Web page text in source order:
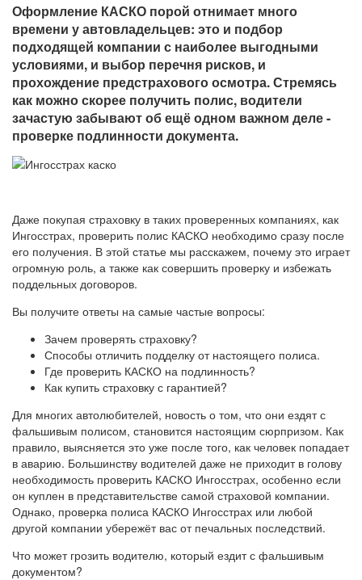
Оформление КАСКО порой отнимает много
времени у автовладельцев: это и подбор
подходящей компании с наиболее выгодными
условиями, и выбор перечня рисков, и
прохождение предстрахового осмотра. Стремясь
как можно скорее получить полис, водители
зачастую забывают об ещё одном важном деле -
проверке подлинности документа.
Даже покупая страховку в таких проверенных компаниях, как
Ингосстрах, проверить полис КАСКО необходимо сразу после
его получения. В этой статье мы расскажем, почему это играет
огромную роль, а также как совершить проверку и избежать
поддельных договоров.
Вы получите ответы на самые частые вопросы:
Зачем проверять страховку?
Способы отличить подделку от настоящего полиса.
Где проверить КАСКО на подлинность?
Как купить страховку с гарантией?
Для многих автолюбителей, новость о том, что они ездят с
фальшивым полисом, становится настоящим сюрпризом. Как
правило, выясняется это уже после того, как человек попадает
в аварию. Большинству водителей даже не приходит в голову
необходимость проверить КАСКО Ингосстрах, особенно если
он куплен в представительстве самой страховой компании.
Однако, проверка полиса КАСКО Ингосстрах или любой
другой компании убережёт вас от печальных последствий.
Что может грозить водителю, который ездит с фальшивым
документом?